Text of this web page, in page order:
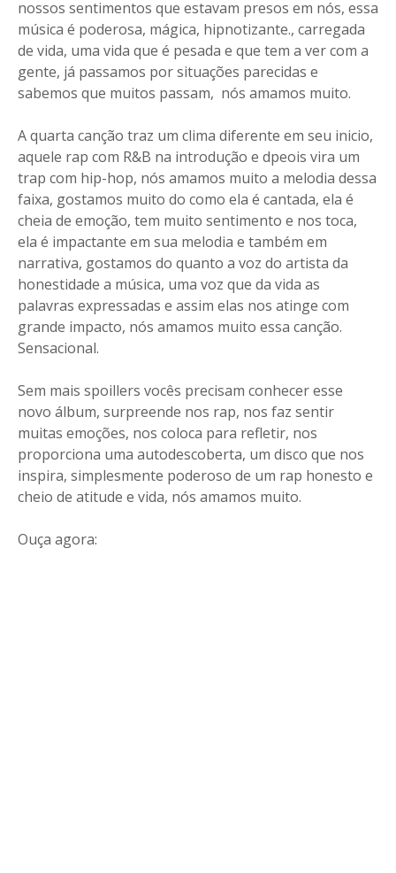
nossos sentimentos que estavam presos em nós, essa
música é poderosa, mágica, hipnotizante., carregada
de vida, uma vida que é pesada e que tem a ver com a
gente, já passamos por situações parecidas e
sabemos que muitos passam, nós amamos muito.
A quarta canção traz um clima diferente em seu inicio,
aquele rap com R&B na introdução e dpeois vira um
trap com hip-hop, nós amamos muito a melodia dessa
faixa, gostamos muito do como ela é cantada, ela é
cheia de emoção, tem muito sentimento e nos toca,
ela é impactante em sua melodia e também em
narrativa, gostamos do quanto a voz do artista da
honestidade a música, uma voz que da vida as
palavras expressadas e assim elas nos atinge com
grande impacto, nós amamos muito essa canção.
Sensacional.
Sem mais spoillers vocês precisam conhecer esse
novo álbum, surpreende nos rap, nos faz sentir
muitas emoções, nos coloca para refletir, nos
proporciona uma autodescoberta, um disco que nos
inspira, simplesmente poderoso de um rap honesto e
cheio de atitude e vida, nós amamos muito.
Ouça agora: